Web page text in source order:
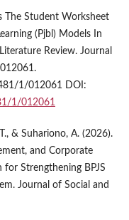
The Student Worksheet
(Pjbl) Models In
Review. Journal
1/012061 DOI:
1/012061
& Suhariono, A. (2026).
and Corporate
Strengthening BPJS
Journal of Social and